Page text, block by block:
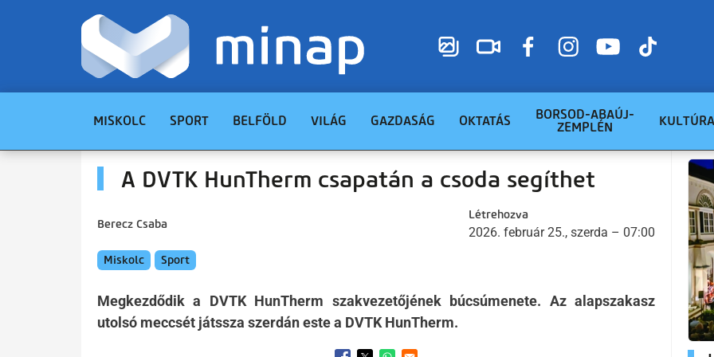
MISKOLC SPORT BELFÖLD VILÁG GAZDASÁG OKTATÁS
BORSOD-ABAÚJ-
ZEMPLÉN
KULTÚRA
A DVTK HunTherm csapatán a csoda segíthet
Berecz Csaba
Létrehozva
2026. február 25., szerda – 07:00
Miskolc Sport
Megkezdődik a DVTK HunTherm szakvezetőjének búcsúmenete. Az alapszakasz
utolsó meccsét játssza szerdán este a DVTK HunTherm.